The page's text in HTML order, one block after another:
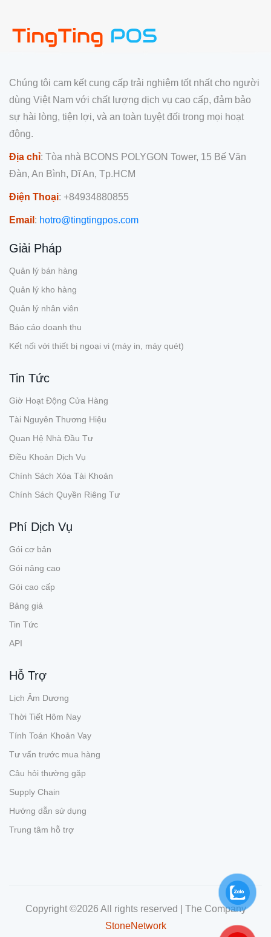
Chúng tôi cam kết cung cấp trải nghiệm tốt nhất cho người
dùng Việt Nam với chất lượng dịch vụ cao cấp, đảm bảo
sự hài lòng, tiện lợi, và an toàn tuyệt đối trong mọi hoạt
động.
Địa chỉ: Tòa nhà BCONS POLYGON Tower, 15 Bế Văn
Đàn, An Bình, Dĩ An, Tp.HCM
Điện Thoại: +84934880855
Email : hotro@tingtingpos.com
Giải Pháp
Quản lý bán hàng
Quản lý kho hàng
Quản lý nhân viên
Báo cáo doanh thu
Kết nối với thiết bị ngoại vi (máy in, máy quét)
Tin Tức
Giờ Hoạt Động Cửa Hàng
Tài Nguyên Thương Hiệu
Quan Hệ Nhà Đầu Tư
Điều Khoản Dịch Vụ
Chính Sách Xóa Tài Khoản
Chính Sách Quyền Riêng Tư
Phí Dịch Vụ
Gói cơ bản
Gói nâng cao
Gói cao cấp
Bảng giá
Tin Tức
API
Hỗ Trợ
Lịch Âm Dương
Thời Tiết Hôm Nay
Tính Toán Khoản Vay
Tư vấn trước mua hàng
Câu hỏi thường gặp
Supply Chain
Hướng dẫn sử dụng
Trung tâm hỗ trợ
Copyright ©2026 All rights reserved | The Company
StoneNetwork